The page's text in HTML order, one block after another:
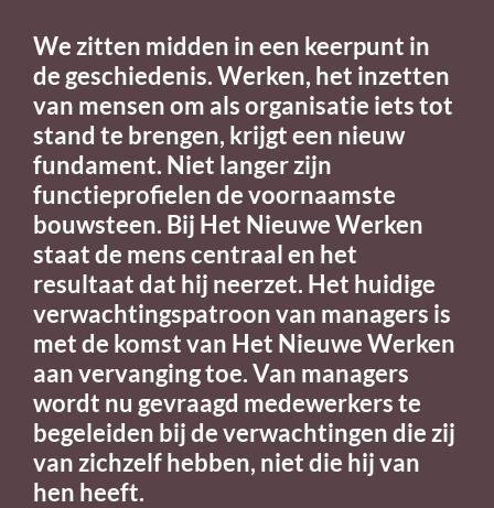
We zitten midden in een keerpunt in
de geschiedenis. Werken, het inzetten
van mensen om als organisatie iets tot
stand te brengen, krijgt een nieuw
fundament. Niet langer zijn
functieprofielen de voornaamste
bouwsteen. Bij Het Nieuwe Werken
staat de mens centraal en het
resultaat dat hij neerzet. Het huidige
verwachtingspatroon van managers is
met de komst van Het Nieuwe Werken
aan vervanging toe. Van managers
wordt nu gevraagd medewerkers te
begeleiden bij de verwachtingen die zij
van zichzelf hebben, niet die hij van
hen heeft.